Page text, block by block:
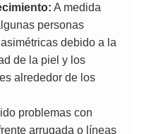
A medida
personas
debido a la
de la piel y los
alrededor de los
problemas con
arrugada o líneas